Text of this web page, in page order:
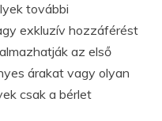
további
exkluzív hozzáférést
az első
árakat vagy olyan
csak a bérlet